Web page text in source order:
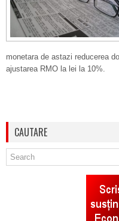
monetara de astazi reducerea
ajustarea RMO la lei la 10%.
CAUTARE